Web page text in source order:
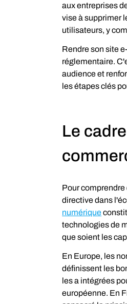
aux entreprises
vise à supprimer
utilisateurs, y
Rendre son site
réglementaire.
audience et
les étapes clés
Le
Pour
directive dans
numérique
technologies de
que soient les
En Europe, les
définissent les
les a intégrées
européenne. En